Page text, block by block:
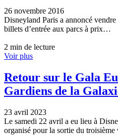
26 novembre 2016
Disneyland Paris a annoncé
billets d’entrée aux parcs à prix…
2 min de lecture
Voir plus
Retour sur le Gala
Gardiens de la
23 avril 2023
Le samedi 22 avril a eu lieu à
organisé pour la sortie du